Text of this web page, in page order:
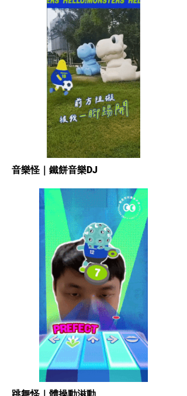
音樂怪｜鐵餅音樂DJ